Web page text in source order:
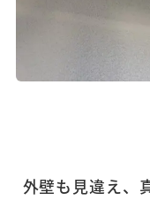
外壁も見違え、